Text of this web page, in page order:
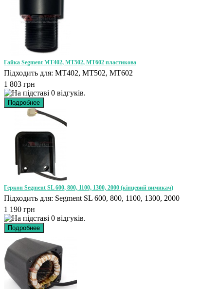
Гайка Segment MT402, MT502, MT602 пластикова
Підходить для: MT402, MT502, MT602
1 803 грн
Геркон Segment SL 600, 800, 1100, 1300, 2000 (кінцевий вимикач)
Підходить для: Segment SL 600, 800, 1100, 1300, 2000
1 190 грн